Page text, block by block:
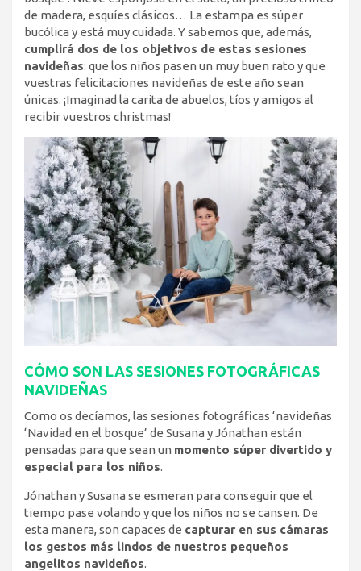
de madera, esquíes clásicos… La estampa es súper
bucólica y está muy cuidada. Y sabemos que, además,
cumplirá dos de los objetivos de estas sesiones
navideñas: que los niños pasen un muy buen rato y que
vuestras felicitaciones navideñas de este año sean
únicas. ¡Imaginad la carita de abuelos, tíos y amigos al
recibir vuestros christmas!
CÓMO SON LAS SESIONES FOTOGRÁFICAS
NAVIDEÑAS
Como os decíamos, las sesiones fotográficas ‘navideñas
‘Navidad en el bosque’ de Susana y Jónathan están
pensadas para que sean un momento súper divertido y
especial para los niños.
Jónathan y Susana se esmeran para conseguir que el
tiempo pase volando y que los niños no se cansen. De
esta manera, son capaces de capturar en sus cámaras
los gestos más lindos de nuestros pequeños
angelitos navideños.